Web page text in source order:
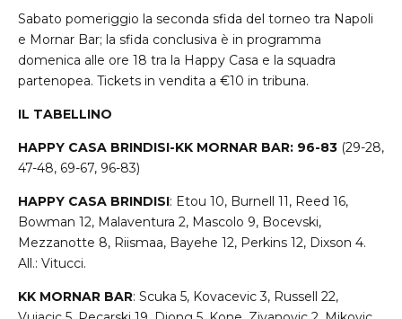
Sabato pomeriggio la seconda sfida del torneo tra Napoli
e Mornar Bar; la sfida conclusiva è in programma
domenica alle ore 18 tra la Happy Casa e la squadra
partenopea. Tickets in vendita a €10 in tribuna.
IL TABELLINO
HAPPY CASA BRINDISI-KK MORNAR BAR: 96-83 (29-28,
47-48, 69-67, 96-83)
HAPPY CASA BRINDISI: Etou 10, Burnell 11, Reed 16,
Bowman 12, Malaventura 2, Mascolo 9, Bocevski,
Mezzanotte 8, Riismaa, Bayehe 12, Perkins 12, Dixson 4.
All.: Vitucci.
KK MORNAR BAR: Scuka 5, Kovacevic 3, Russell 22,